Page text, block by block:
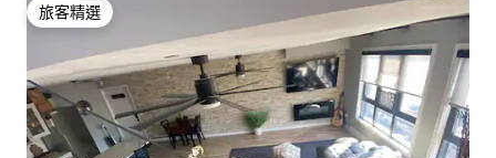
旅客精選
旅客精選